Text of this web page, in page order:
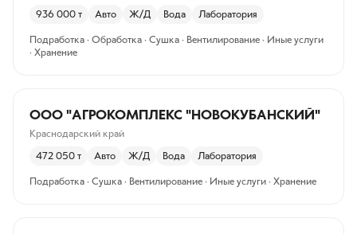
936 000 т Авто Ж/Д Вода Лаборатория
Подработка · Обработка · Сушка · Вентилирование · Иные услуги
· Хранение
ООО "АГРОКОМПЛЕКС "НОВОКУБАНСКИЙ"
Краснодарский край
472 050 т Авто Ж/Д Вода Лаборатория
Подработка · Сушка · Вентилирование · Иные услуги · Хранение